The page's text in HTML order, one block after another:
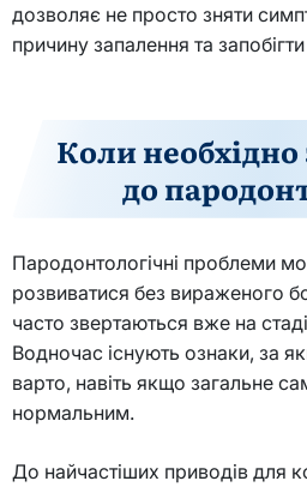
дозволяє не просто зняти
причину запалення та
Коли
до
Пародонтологічні проблеми
розвиватися без вираженого
часто звертаються вже на
Водночас існують ознаки, за
варто, навіть якщо загальне
нормальним.
До найчастіших приводів для